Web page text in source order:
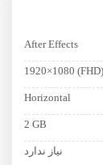
After Effects
1920×1080 (FHD)
Horizontal
2 GB
نیاز ندارد